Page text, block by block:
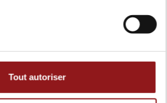
Tout autoriser
Basé sur169avis